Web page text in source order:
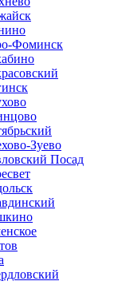
Фоминск
Зуево
Посад